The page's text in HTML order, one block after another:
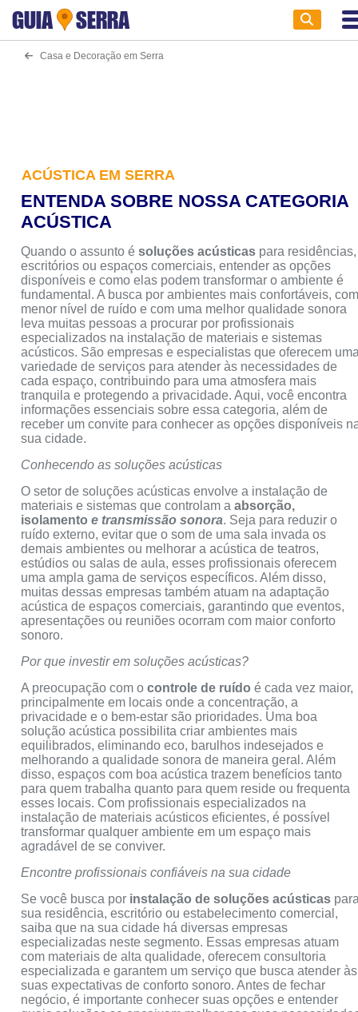
GUIA SERRA
Casa e Decoração em Serra
ACÚSTICA EM SERRA
ENTENDA SOBRE NOSSA CATEGORIA
ACÚSTICA
Quando o assunto ésoluções acústicas para residências,
escritórios ou espaços comerciais, entender as opções
disponíveis e como elas podem transformar o ambiente é
fundamental. A busca por ambientes mais confortáveis,
menor nível de ruído e com uma melhor qualidade sonora
leva muitas pessoas a procurar por profissionais
especializados na instalação de materiais e sistemas
acústicos. São empresas e especialistas que oferecem
variedade de serviços para atender às necessidades de
cada espaço, contribuindo para uma atmosfera mais
tranquila e protegendo a privacidade. Aqui, você encontra
informações essenciais sobre essa categoria, além de
receber um convite para conhecer as opções disponíveis
sua cidade.
Conhecendo as soluções acústicas
O setor de soluções acústicas envolve a instalação de
materiais e sistemas que controlam aabsorção,
isolamento e transmissão sonora. Seja para reduzir o
ruído externo, evitar que o som de uma sala invada os
demais ambientes ou melhorar a acústica de teatros,
estúdios ou salas de aula, esses profissionais oferecem
uma ampla gama de serviços específicos. Além disso,
muitas dessas empresas também atuam na adaptação
acústica de espaços comerciais, garantindo que eventos,
apresentações ou reuniões ocorram com maior conforto
sonoro.
Por que investir em soluções acústicas?
A preocupação com ocontrole de ruído é cada vez maior,
principalmente em locais onde a concentração, a
privacidade e o bem-estar são prioridades. Uma boa
solução acústica possibilita criar ambientes mais
equilibrados, eliminando eco, barulhos indesejados e
melhorando a qualidade sonora de maneira geral. Além
disso, espaços com boa acústica trazem benefícios tanto
para quem trabalha quanto para quem reside ou frequenta
esses locais. Com profissionais especializados na
instalação de materiais acústicos eficientes, é possível
transformar qualquer ambiente em um espaço mais
agradável de se conviver.
Encontre profissionais confiáveis na sua cidade
Se você busca por instalação de soluções acústicas
sua residência, escritório ou estabelecimento comercial,
saiba que na sua cidade há diversas empresas
especializadas neste segmento. Essas empresas atuam
com materiais de alta qualidade, oferecem consultoria
especializada e garantem um serviço que busca atender às
suas expectativas de conforto sonoro. Antes de fechar
negócio, é importante conhecer suas opções e entender